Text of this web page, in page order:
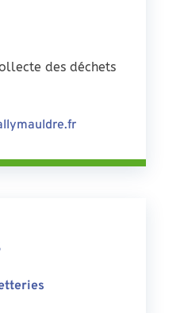
des déchets